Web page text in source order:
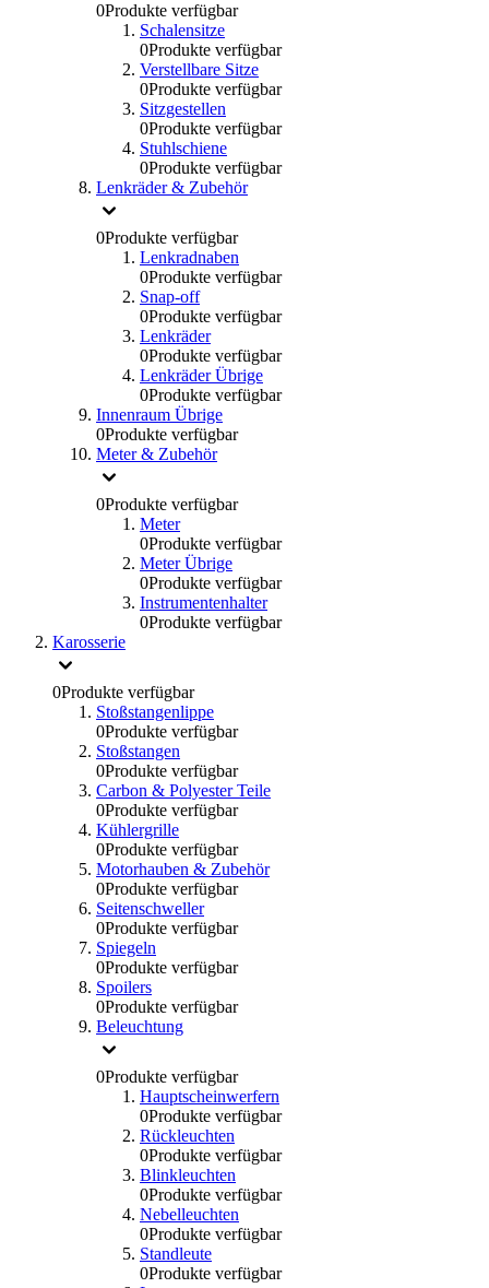
0Produkte verfügbar
Schalensitze
0Produkte verfügbar
Verstellbare Sitze
0Produkte verfügbar
Sitzgestellen
0Produkte verfügbar
Stuhlschiene
0Produkte verfügbar
Lenkräder & Zubehör
0Produkte verfügbar
Lenkradnaben
0Produkte verfügbar
Snap-off
0Produkte verfügbar
Lenkräder
0Produkte verfügbar
Lenkräder Übrige
0Produkte verfügbar
Innenraum Übrige
0Produkte verfügbar
Meter & Zubehör
0Produkte verfügbar
Meter
0Produkte verfügbar
Meter Übrige
0Produkte verfügbar
Instrumentenhalter
0Produkte verfügbar
Karosserie
0Produkte verfügbar
Stoßstangenlippe
0Produkte verfügbar
Stoßstangen
0Produkte verfügbar
Carbon & Polyester Teile
0Produkte verfügbar
Kühlergrille
0Produkte verfügbar
Motorhauben & Zubehör
0Produkte verfügbar
Seitenschweller
0Produkte verfügbar
Spiegeln
0Produkte verfügbar
Spoilers
0Produkte verfügbar
Beleuchtung
0Produkte verfügbar
Hauptscheinwerfern
0Produkte verfügbar
Rückleuchten
0Produkte verfügbar
Blinkleuchten
0Produkte verfügbar
Nebelleuchten
0Produkte verfügbar
Standleute
0Produkte verfügbar